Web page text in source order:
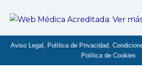
Aviso Legal, Política de Privacidad,
Política de Cookies